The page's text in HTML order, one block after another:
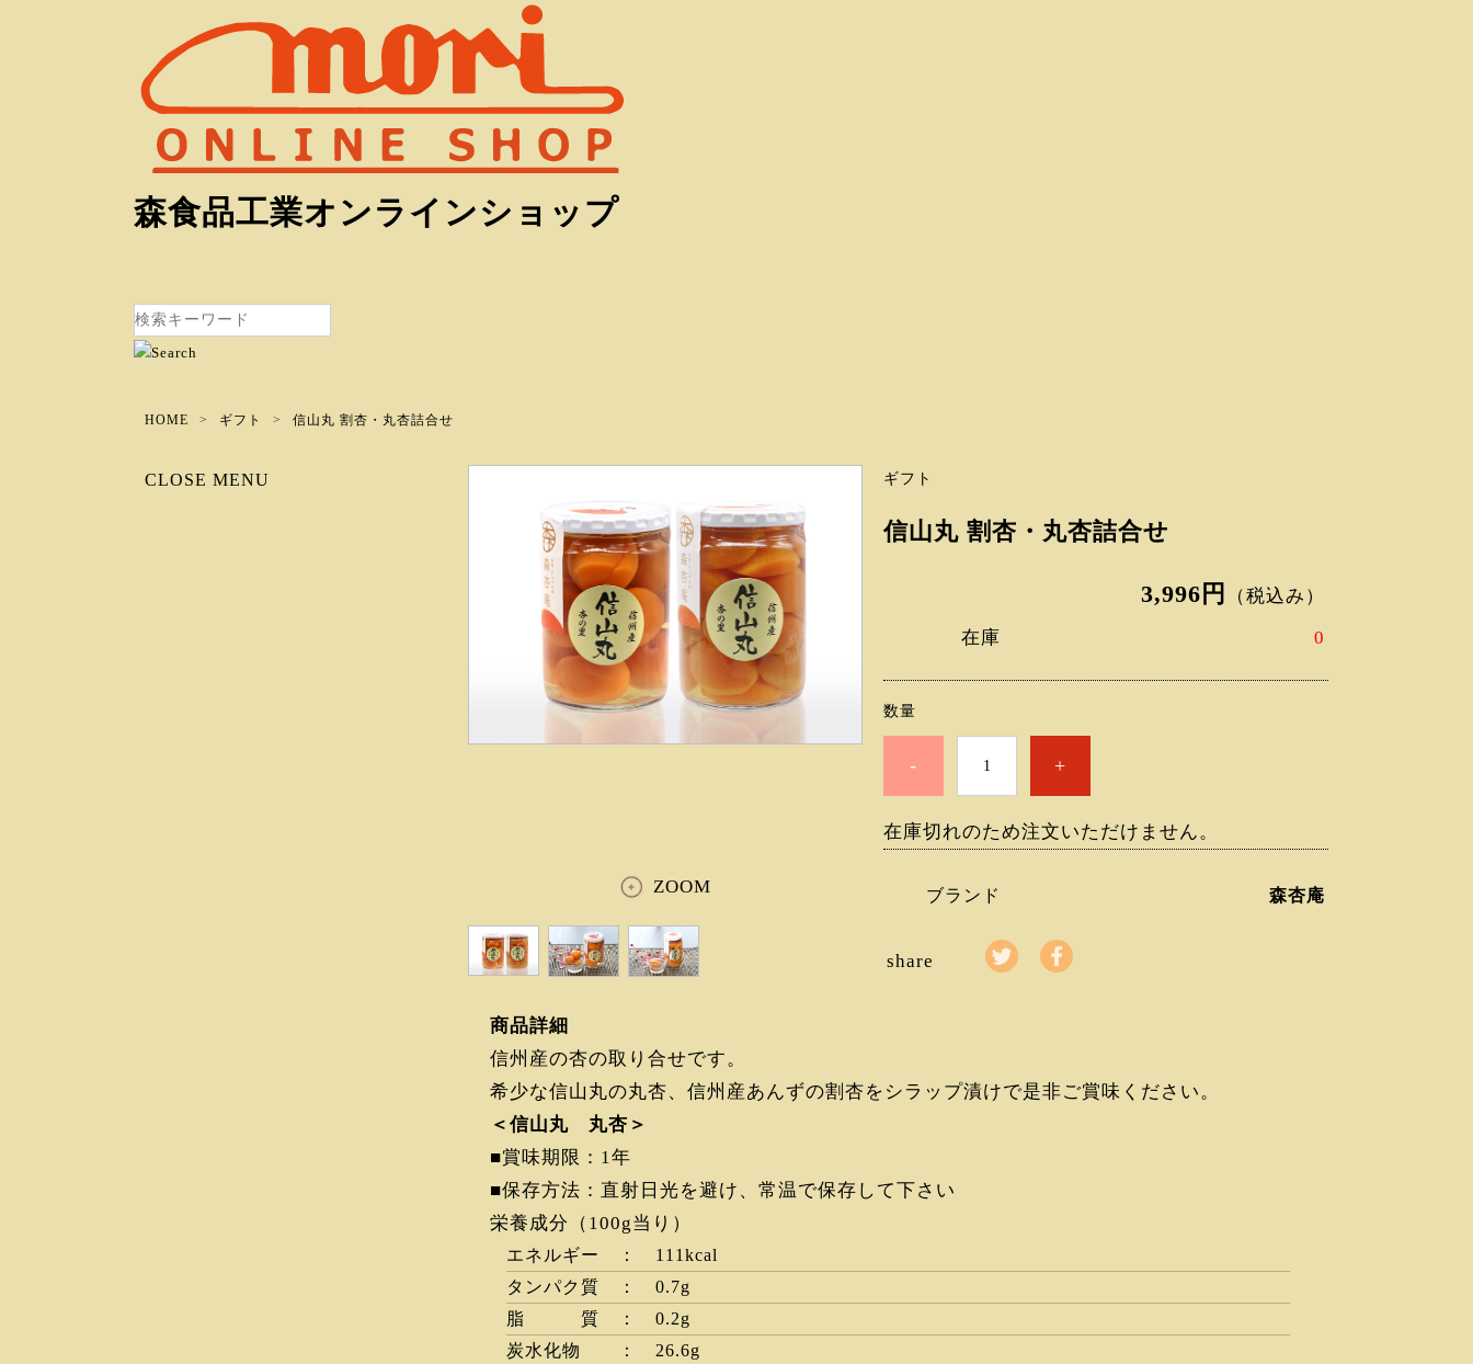
森食品工業オンラインショップ
HOME ギフト 信山丸 割杏・丸杏詰合せ
ZOOM
ギフト
信山丸 割杏・丸杏詰合せ
3,996円
（税込み）
在庫
0
数量
- +
在庫切れのため注文いただけません。
ブランド 森杏庵
share
商品詳細
信州産の杏の取り合せです。
希少な信山丸の丸杏、信州産あんずの割杏をシラップ漬けで是非ご賞味ください。
＜信山丸 丸杏＞
■賞味期限：1年
■保存方法：直射日光を避け、常温で保存して下さい
栄養成分（100g当り）
エネルギー ： 111kcal
タンパク質 ： 0.7g
脂 質 ： 0.2g
炭水化物 ： 26.6g
CLOSE MENU